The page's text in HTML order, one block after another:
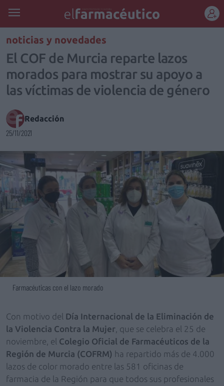
REGÍSTRATE
noticias y novedades
El COF de Murcia reparte lazos
morados para mostrar su apoyo a
las víctimas de violencia de género
Redacción
25/11/2021
Farmacéuticas con el lazo morado
Con motivo del Día Internacional de la Eliminación de
la Violencia Contra la Mujer , que se celebra el 25 de
noviembre, el Colegio Oficial de Farmacéuticos de la
Región de Murcia (COFRM) ha repartido más de 4.000
lazos de color morado entre las 581 oficinas de
farmacia de la Región para que todos sus profesionales